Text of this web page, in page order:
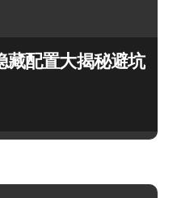
藏配置大揭秘避坑